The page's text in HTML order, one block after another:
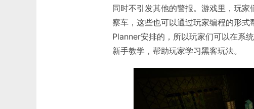
同时不引发其他的警报。游戏里，玩
察车，这些也可以通过玩家编程的形
Planner安排的，所以玩家们可以在系
新手教学，帮助玩家学习黑客玩法。